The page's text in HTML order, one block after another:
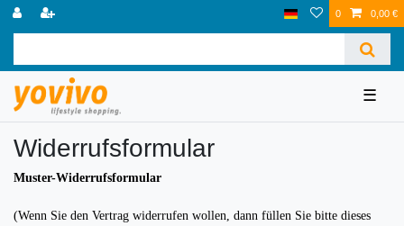
0 0,00 €
☰
Widerrufs­formular
Muster-Widerrufsformular
(Wenn Sie den Vertrag widerrufen wollen, dann füllen Sie bitte dieses